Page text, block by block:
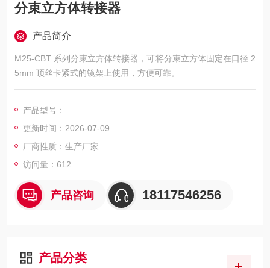
分束立方体转接器
产品简介
M25-CBT 系列分束立方体转接器，可将分束立方体固定在口径 2
5mm 顶丝卡紧式的镜架上使用，方便可靠。
产品型号：
更新时间：2026-07-09
厂商性质：生产厂家
访问量：612
产品咨询 18117546256
产品分类